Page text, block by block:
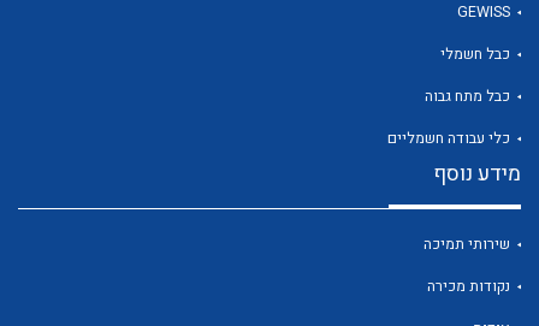
GEWISS
כבל חשמלי
כבל מתח גבוה
כלי עבודה חשמליים
מידע נוסף
שירותי תמיכה
נקודות מכירה